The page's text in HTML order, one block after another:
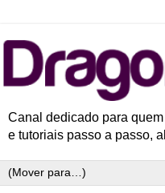
Canal dedicado para
e tutoriais passo a passo,